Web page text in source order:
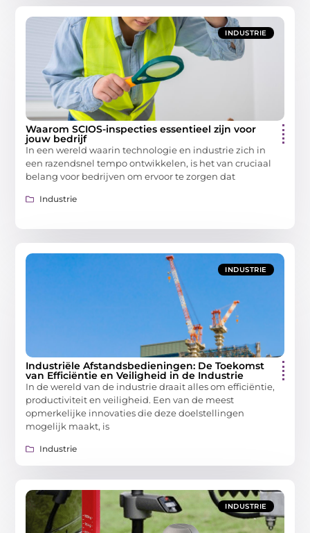
INDUSTRIE
Waarom SCIOS-inspecties essentieel zijn voor
jouw bedrijf
In een wereld waarin technologie en industrie zich in
een razendsnel tempo ontwikkelen, is het van cruciaal
belang voor bedrijven om ervoor te zorgen dat
Industrie
INDUSTRIE
Industriële Afstandsbedieningen: De Toekomst
van Efficiëntie en Veiligheid in de Industrie
In de wereld van de industrie draait alles om efficiëntie,
productiviteit en veiligheid. Een van de meest
opmerkelijke innovaties die deze doelstellingen
mogelijk maakt, is
Industrie
INDUSTRIE